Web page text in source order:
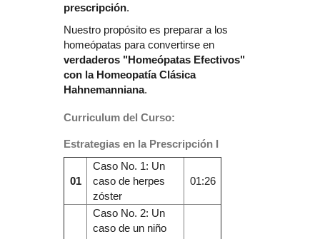
prescripción.
Nuestro propósito es preparar a los
homeópatas para convertirse en
verdaderos "Homeópatas Efectivos"
con la Homeopatía Clásica
Hahnemanniana.
Curriculum del Curso:
Estrategias en la Prescripción I
01
Caso No. 1: Un
caso de herpes
zóster
01:26
Caso No. 2: Un
caso de un niño